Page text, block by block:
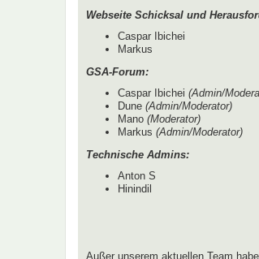
Webseite Schicksal und
Caspar Ibichei
Markus
GSA-Forum:
Caspar Ibichei (Admin/
Dune (Admin/Moderator)
Mano (Moderator)
Markus (Admin/Moderator)
Technische Admins:
Anton S
Hinindil
Außer unserem aktuellen Team